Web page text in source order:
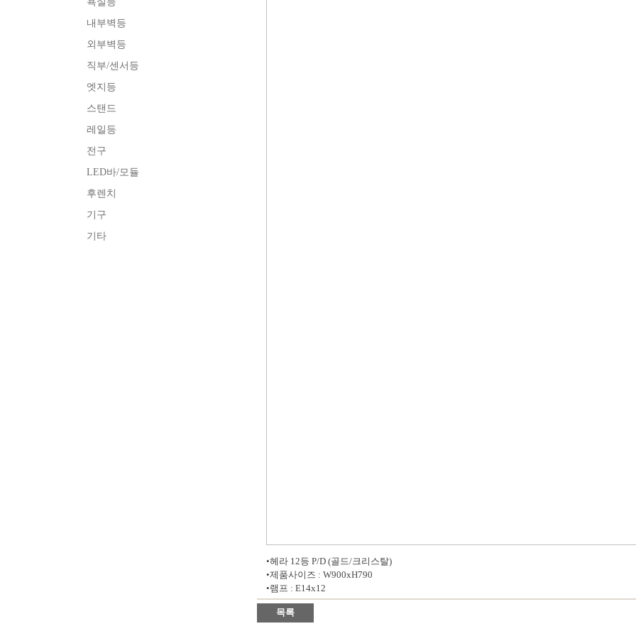
내부벽등
외부벽등
직부/센서등
엣지등
스탠드
레일등
전구
LED바/모듈
후렌치
기구
기타
•헤라 12등 P/D (골드/크리스탈)
•제품사이즈 : W900xH790
•램프 : E14x12
목록